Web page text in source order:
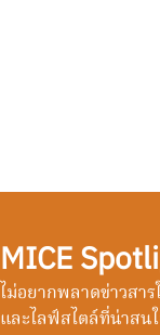
MICE
ไม่อยากพลาดข่าวสา
และไลฟ์สไตล์ที่น่าสน